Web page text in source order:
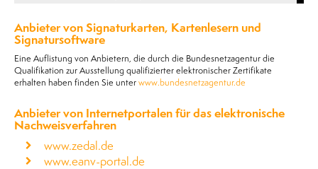
Anbieter von Signaturkarten, Kartenlesern und
Signatursoftware
Eine Auflistung von Anbietern, die durch die Bundesnetzagentur die
Qualifikation zur Ausstellung qualifizierter elektronischer Zertifikate
erhalten haben finden Sie unter www.bundesnetzagentur.de
Anbieter von Internetportalen für das elektronische
Nachweisverfahren
www.zedal.de
www.eanv-portal.de